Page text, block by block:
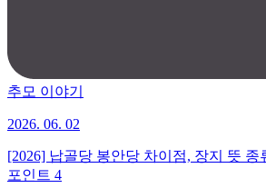
추모 이야기
2026. 06. 02
[2026] 납골당 봉안당 차이점, 장지 뜻 종
포인트 4